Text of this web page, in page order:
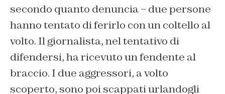
secondo quanto denuncia – due persone
hanno tentato di ferirlo con un coltello al
volto. Il giornalista, nel tentativo di
difendersi, ha ricevuto un fendente al
braccio. I due aggressori, a volto
scoperto, sono poi scappati urlandogli